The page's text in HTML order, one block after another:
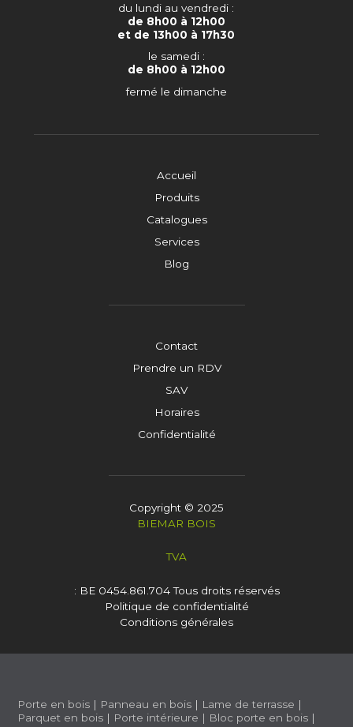
Accueil
Produits
Catalogues
Services
Blog
Contact
Prendre un RDV
SAV
Horaires
Confidentialité
du lundi au vendredi :
de 8h00 à 12h00
et de 13h00 à 17h30
le samedi :
de 8h00 à 12h00
fermé le dimanche
Copyright © 2025
BIEMAR BOIS
TVA
: BE 0454.861.704Tous droits réservés
Politique de confidentialité
Conditions générales
Porte en bois | Panneau en bois | Lame de terrasse |
Parquet en bois | Porte intérieure | Bloc porte en bois |